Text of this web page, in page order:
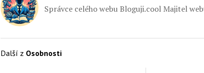
Správce celého webu Bloguji.cool Majitel
Další z Osobnosti